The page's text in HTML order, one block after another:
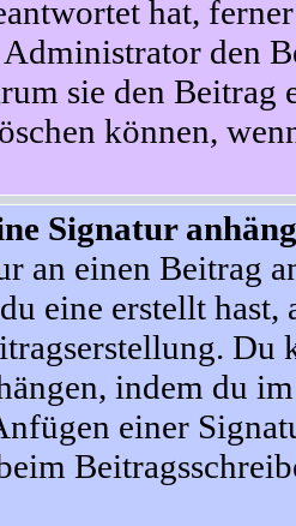
hat,
den
sie den Beitrag
können,
Signatur
an einen Beitrag
eine erstellt
Du
indem du
einer